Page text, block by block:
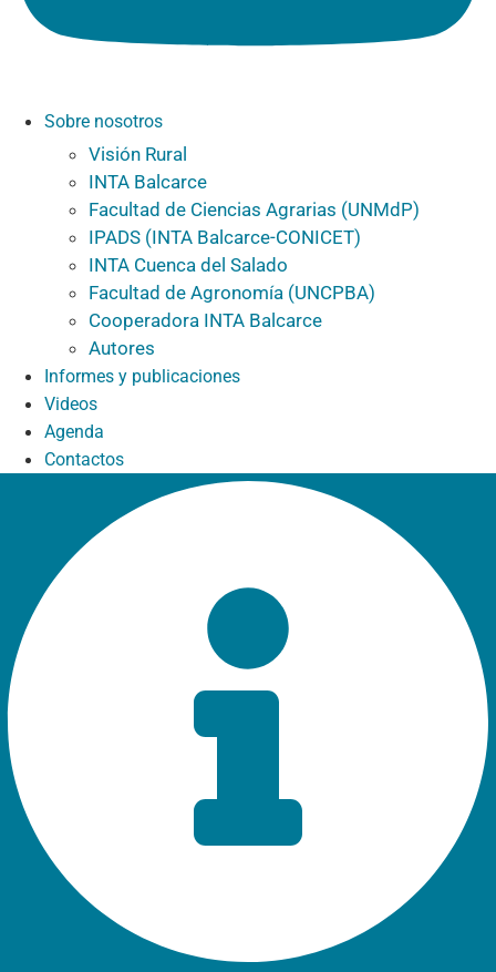
Sobre nosotros
Visión Rural
INTA Balcarce
Facultad de Ciencias Agrarias (UNMdP)
IPADS (INTA Balcarce-CONICET)
INTA Cuenca del Salado
Facultad de Agronomía (UNCPBA)
Cooperadora INTA Balcarce
Autores
Informes y publicaciones
Videos
Agenda
Contactos